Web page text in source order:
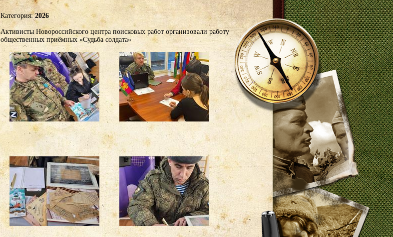
Категория:2026
Активисты Новороссийского центра поисковых работ организовали работу
общественных приёмных «Судьба солдата»